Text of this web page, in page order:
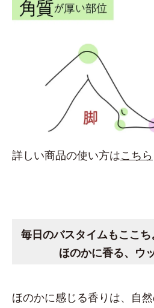
詳しい商品の使い方はこちら
毎日のバスタイムもここち
ほのかに香る、ウ
ほのかに感じる香りは、自